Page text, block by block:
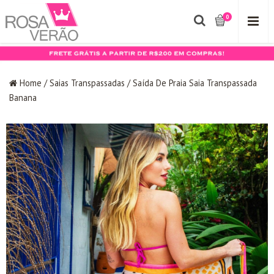
0
Home / Saias Transpassadas /Saída De Praia Saia Transpassada
Banana